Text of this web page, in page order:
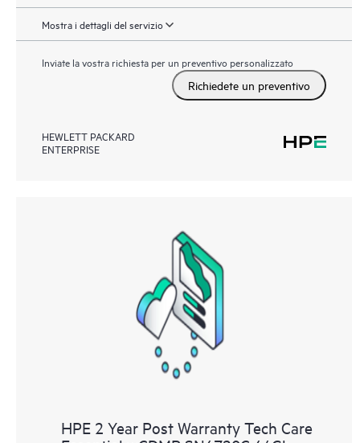
Mostra i dettagli del servizio
Inviate la vostra richiesta per un preventivo personalizzato
Richiedete un preventivo
HEWLETT PACKARD
ENTERPRISE
HPE 2 Year Post Warranty Tech Care